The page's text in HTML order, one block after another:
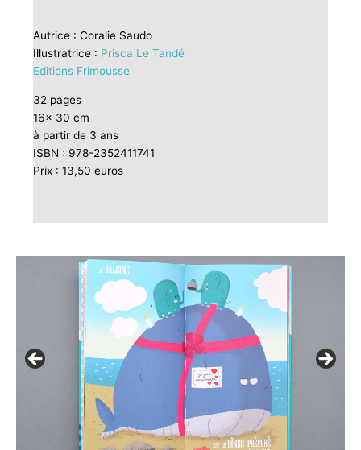
Autrice : Coralie Saudo
Illustratrice : Prisca Le Tandé
Editions Frimousse
32 pages
16x 30 cm
à partir de 3 ans
ISBN : 978-2352411741
Prix : 13,50 euros